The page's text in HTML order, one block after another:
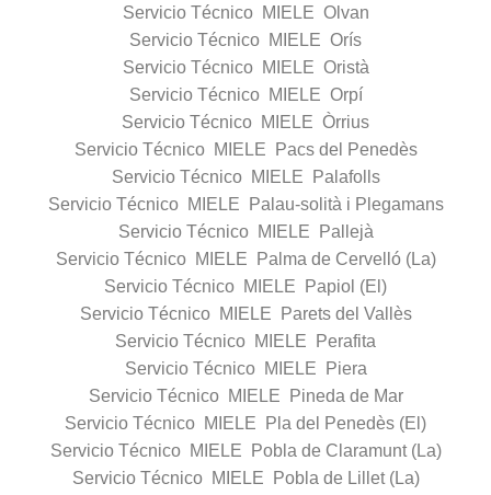
Servicio Técnico MIELE Olvan
Servicio Técnico MIELE Orís
Servicio Técnico MIELE Oristà
Servicio Técnico MIELE Orpí
Servicio Técnico MIELE Òrrius
Servicio Técnico MIELE Pacs del Penedès
Servicio Técnico MIELE Palafolls
Servicio Técnico MIELE Palau-solità i Plegamans
Servicio Técnico MIELE Pallejà
Servicio Técnico MIELE Palma de Cervelló (La)
Servicio Técnico MIELE Papiol (El)
Servicio Técnico MIELE Parets del Vallès
Servicio Técnico MIELE Perafita
Servicio Técnico MIELE Piera
Servicio Técnico MIELE Pineda de Mar
Servicio Técnico MIELE Pla del Penedès (El)
Servicio Técnico MIELE Pobla de Claramunt (La)
Servicio Técnico MIELE Pobla de Lillet (La)